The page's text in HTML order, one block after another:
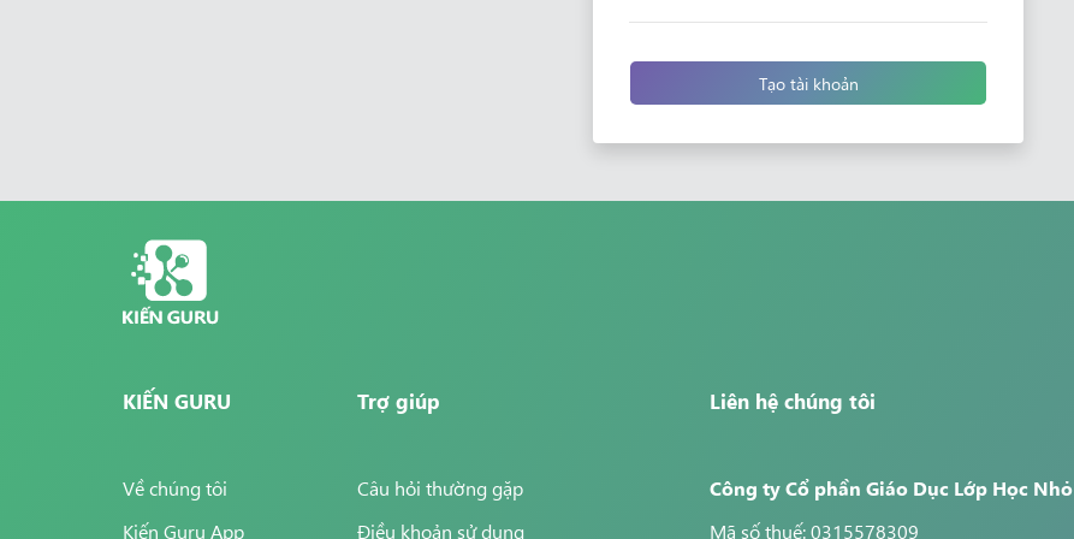
Tạo tài khoản
KIẾN GURU
Về chúng tôi
Kiến Guru App
Trợ giúp
Câu hỏi thường gặp
Điều khoản sử dụng
Liên hệ chúng tôi
Công ty Cổ phần Giáo Dục Lớp Học Nhỏ
Mã số thuế: 0315578309